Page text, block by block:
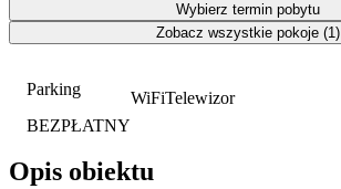
Parking
BEZPŁATNY
WiFiTelewizor
Opis obiektu
Wybierz termin pobytu
Zobacz wszystkie pokoje (1)